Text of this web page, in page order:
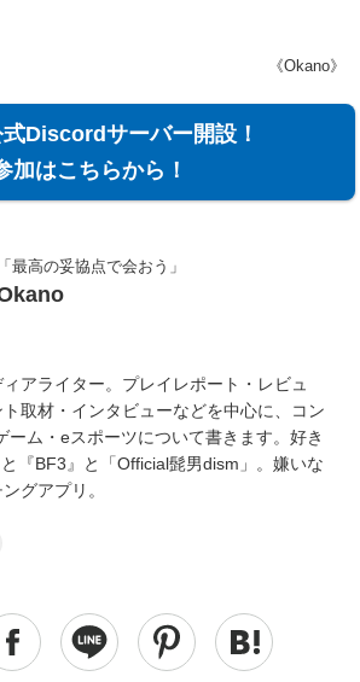
《Okano》
Discordサーバー開設！
加はこちらから！
「最高の妥協点で会おう」
アライター。プレイレポート・レビュ
取材・インタビューなどを中心に、コン
ーム・eスポーツについて書きます。好き
『BF3』と「Official髭男dism」。嫌いな
グアプリ。